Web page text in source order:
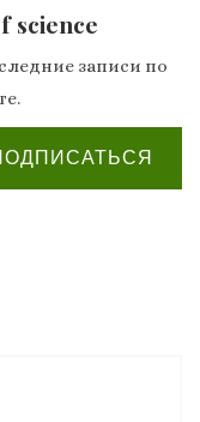
science
записи по
почты…